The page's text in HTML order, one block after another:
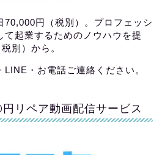
70,000円（税別）。プロフェッシ
て起業するためのノウハウを提
別）から。
・お電話ご連絡ください。
リペア動画配信サービス